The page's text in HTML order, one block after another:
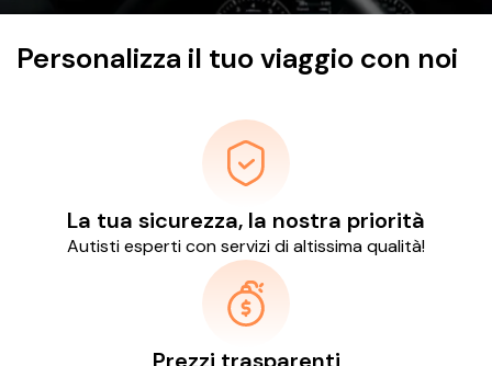
Personalizza il tuo viaggio con noi
La tua sicurezza, la nostra priorità
Autisti esperti con servizi di altissima qualità!